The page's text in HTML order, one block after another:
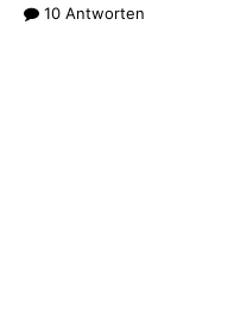
10 Antworten